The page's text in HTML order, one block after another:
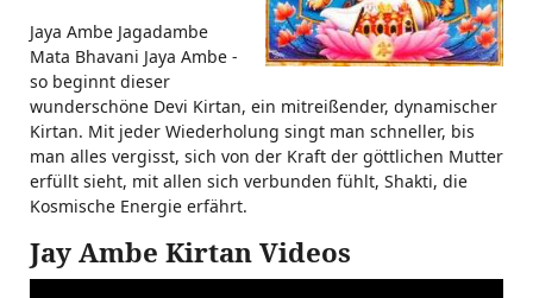
Jaya Ambe Jagadambe
Mata Bhavani Jaya Ambe -
so beginnt dieser
wunderschöne Devi Kirtan, ein mitreißender, dynamischer
Kirtan. Mit jeder Wiederholung singt man schneller, bis
man alles vergisst, sich von der Kraft der göttlichen Mutter
erfüllt sieht, mit allen sich verbunden fühlt, Shakti, die
Kosmische Energie erfährt.
Jay Ambe Kirtan Videos